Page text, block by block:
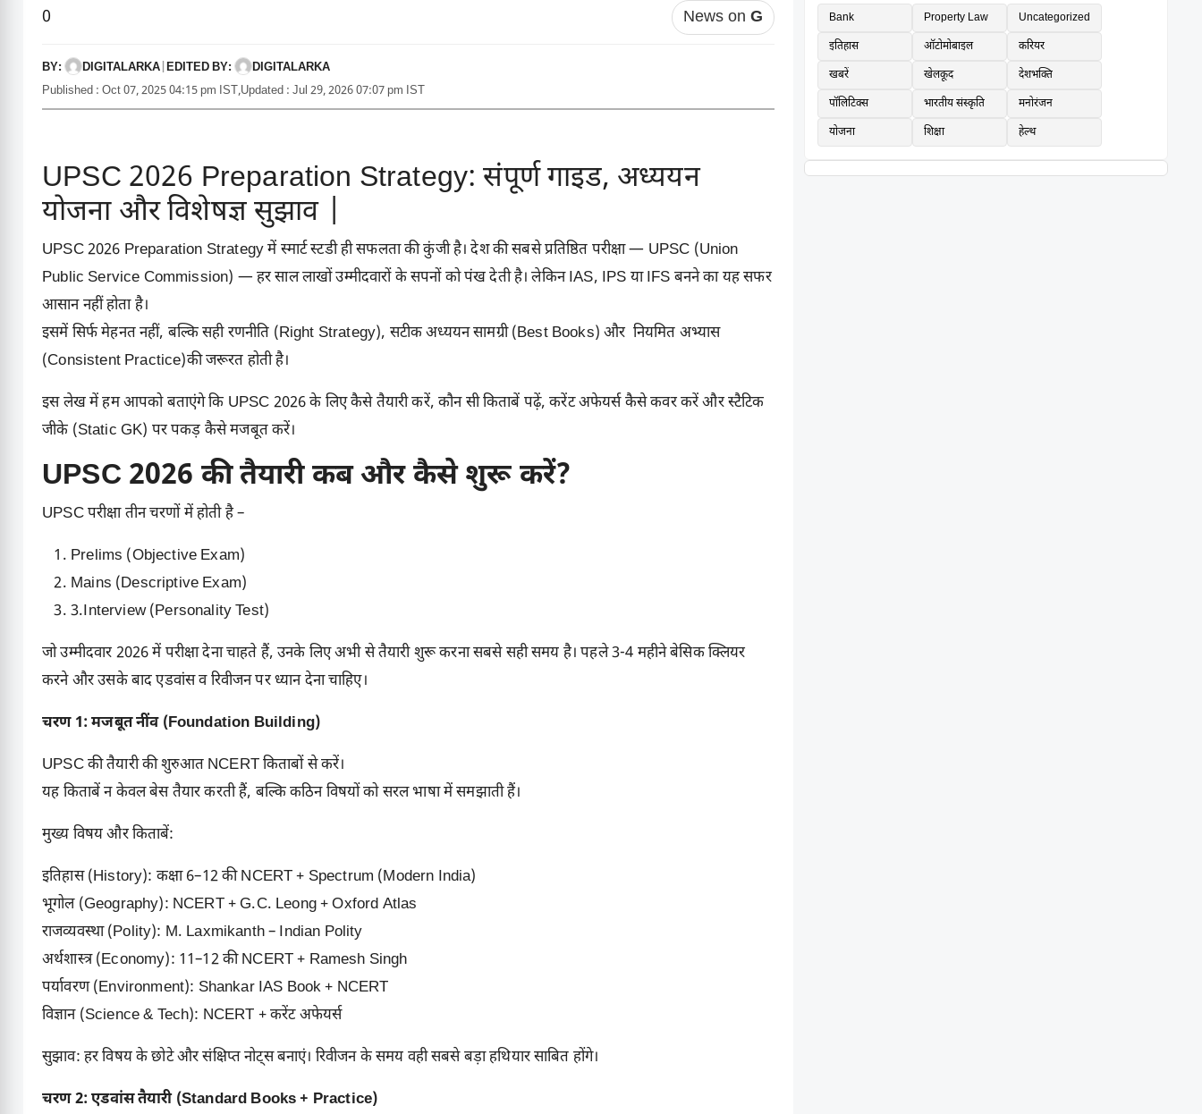
0 News onG
BY: DIGITALARKA EDITED BY:
DIGITALARKA
Published : Oct 07, 2025 04:15 pm IST,Updated : Jul 29, 2026 07:07 pm IST
UPSC 2026 Preparation Strategy: संपूर्ण गाइड, अध्ययन
योजना और विशेषज्ञ सुझाव |
UPSC 2026 Preparation Strategy में स्मार्ट स्टडी ही सफलता की कुंजी है। देश की सबसे प्रतिष्ठित परीक्षा — UPSC (Union
Public Service Commission) — हर साल लाखों उम्मीदवारों के सपनों को पंख देती है। लेकिनIAS, IPS याIFS बनने का यह सफर
आसान नहीं होता है।
इसमें सिर्फ मेहनत नहीं, बल्कि सही रणनीति (Right Strategy), सटीक अध्ययन सामग्री (Best Books) और नियमित अभ्यास
(Consistent Practice)की जरूरत होती है।
इस लेख में हम आपको बताएंगे कि UPSC 2026 के लिए कैसे तैयारी करें, कौन सी किताबें पढ़ें, करेंट अफेयर्स कैसे कवर करें और स्टैटिक
जीके (Static GK) पर पकड़ कैसे मजबूत करें।
UPSC 2026 की तैयारी कब और कैसे शुरू करें?
UPSC परीक्षा तीन चरणों में होती है –
Prelims (Objective Exam)
Mains (Descriptive Exam)
3.Interview (Personality Test)
जो उम्मीदवार 2026 में परीक्षा देना चाहते हैं, उनके लिए अभी से तैयारी शुरू करना सबसे सही समय है। पहले 3-4 महीने बेसिक क्लियर
करने और उसके बाद एडवांस व रिवीजन पर ध्यान देना चाहिए।
चरण 1: मजबूत नींव (Foundation Building)
UPSC की तैयारी की शुरुआत NCERTकिताबों से करें।
यह किताबें न केवल बेस तैयार करती हैं, बल्कि कठिन विषयों को सरल भाषा में समझाती हैं।
मुख्य विषय और किताबें:
इतिहास (History): कक्षा 6–12 की NCERT + Spectrum (Modern India)
भूगोल (Geography): NCERT + G.C. Leong + Oxford Atlas
राजव्यवस्था (Polity): M. Laxmikanth – Indian Polity
अर्थशास्त्र (Economy): 11–12 की NCERT + Ramesh Singh
पर्यावरण (Environment): Shankar IAS Book + NCERT
विज्ञान (Science & Tech): NCERT + करेंट अफेयर्स
सुझाव: हर विषय के छोटे और संक्षिप्त नोट्स बनाएं। रिवीजन के समय वही सबसे बड़ा हथियार साबित होंगे।
चरण 2: एडवांस तैयारी (Standard Books + Practice)
Bank Property Law
Uncategorized
इतिहास
ऑटोमोबाइल
करियर
खबरें
खेलकूद
देशभक्ति
पॉलिटिक्स
भारतीय संस्कृति
मनोरंजन
योजना
शिक्षा हेल्थ